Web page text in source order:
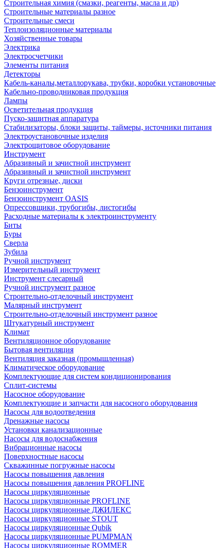
Строительная химия (смазки, реагенты, масла и др)
Строительные материалы разное
Строительные смеси
Теплоизоляционные материалы
Хозяйственные товары
Электрика
Электросчетчики
Элементы питания
Детекторы
Кабель-каналы,металлорукава, трубки, коробки установочные
Кабельно-проводниковая продукция
Лампы
Осветительная продукция
Пуско-защитная аппаратура
Стабилизаторы, блоки защиты, таймеры, источники питания
Электроустановочные изделия
Электрощитовое оборудование
Инструмент
Абразивный и зачистной инструмент
Абразивный и зачистной инструмент
Круги отрезные, диски
Бензоинструмент
Бензоинструмент OASIS
Опрессовщики, трубогибы, листогибы
Расходные материалы к электроинструменту
Биты
Буры
Сверла
Зубила
Ручной инструмент
Измерительный инструмент
Инструмент слесарный
Ручной инструмент разное
Строительно-отделочный инструмент
Малярный инструмент
Строительно-отделочный инструмент разное
Штукатурный инструмент
Климат
Вентиляционное оборудование
Бытовая вентиляция
Вентиляция заказная (промышленная)
Климатическое оборудование
Комплектующие для систем кондиционирования
Сплит-системы
Насосное оборудование
Комплектующие и запчасти для насосного оборудования
Насосы для водоотведения
Дренажные насосы
Установки канализационные
Насосы для водоснабжения
Вибрационные насосы
Поверхностные насосы
Скважинные погружные насосы
Насосы повышения давления
Насосы повышения давления PROFLINE
Насосы циркуляционные
Насосы циркуляционные PROFLINE
Насосы циркуляционные ДЖИЛЕКС
Насосы циркуляционные STOUT
Насосы циркуляционные Qubik
Насосы циркуляционные PUMPMAN
Насосы циркуляционные ROMMER